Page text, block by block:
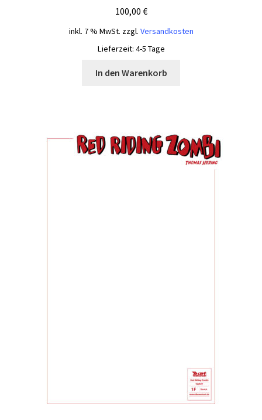
100,00 €
inkl. 7 % MwSt. zzgl. Versandkosten
Lieferzeit: 4-5 Tage
In den Warenkorb